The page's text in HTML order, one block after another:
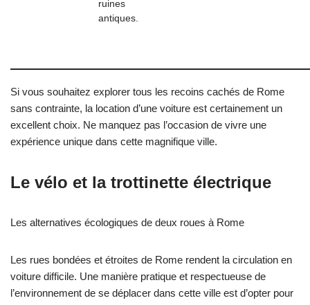
ruines
antiques.
Si vous souhaitez explorer tous les recoins cachés de Rome
sans contrainte, la location d’une voiture est certainement un
excellent choix. Ne manquez pas l’occasion de vivre une
expérience unique dans cette magnifique ville.
Le vélo et la trottinette électrique
Les alternatives écologiques de deux roues à Rome
Les rues bondées et étroites de Rome rendent la circulation en
voiture difficile. Une manière pratique et respectueuse de
l’environnement de se déplacer dans cette ville est d’opter pour